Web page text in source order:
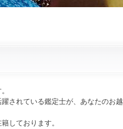
されている鑑定士が、あなたのお越
しております。